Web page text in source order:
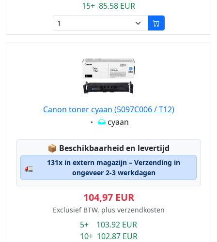
15+ 85.58 EUR
Canon toner cyaan (5097C006 / T12)
Eigenschaft:
cyaan
📦 Lagerstatus:
Beschikbaarheid en levertijd
🚛
131x in extern magazijn – Verzending in
ongeveer 2-3 werkdagen
104,97 EUR
Exclusief BTW, plus verzendkosten
5+ 103.92 EUR
10+ 102.87 EUR